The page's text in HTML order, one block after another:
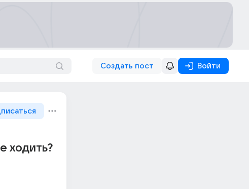
Создать пост Войти
ходить?